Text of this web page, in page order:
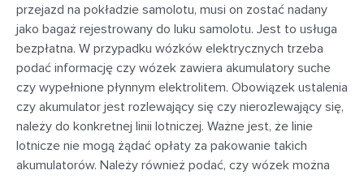
przejazd na pokładzie samolotu, musi on zostać nadany
jako bagaż rejestrowany do luku samolotu. Jest to usługa
bezpłatna. W przypadku wózków elektrycznych trzeba
podać informację czy wózek zawiera akumulatory suche
czy wypełnione płynnym elektrolitem. Obowiązek ustalenia
czy akumulator jest rozlewający się czy nierozlewający się,
należy do konkretnej linii lotniczej. Ważne jest, że linie
lotnicze nie mogą żądać opłaty za pakowanie takich
akumulatorów. Należy również podać, czy wózek można